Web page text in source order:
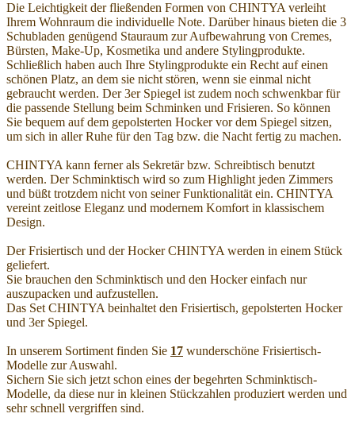
Die Leichtigkeit der fließenden Formen von CHINTYA verleiht
Ihrem Wohnraum die individuelle Note. Darüber hinaus bieten die 3
Schubladen genügend Stauraum zur Aufbewahrung von Cremes,
Bürsten, Make-Up, Kosmetika und andere Stylingprodukte.
Schließlich haben auch Ihre Stylingprodukte ein Recht auf einen
schönen Platz, an dem sie nicht stören, wenn sie einmal nicht
gebraucht werden. Der 3er Spiegel ist zudem noch schwenkbar für
die passende Stellung beim Schminken und Frisieren. So können
Sie bequem auf dem gepolsterten Hocker vor dem Spiegel sitzen,
um sich in aller Ruhe für den Tag bzw. die Nacht fertig zu machen.
CHINTYA kann ferner als Sekretär bzw. Schreibtisch benutzt
werden. Der Schminktisch wird so zum Highlight jeden Zimmers
und büßt trotzdem nicht von seiner Funktionalität ein. CHINTYA
vereint zeitlose Eleganz und modernem Komfort in klassischem
Design.
Der Frisiertisch und der Hocker CHINTYA werden in einem Stück
geliefert.
Sie brauchen den Schminktisch und den Hocker einfach nur
auszupacken und aufzustellen.
Das Set CHINTYA beinhaltet den Frisiertisch, gepolsterten Hocker
und 3er Spiegel.
In unserem Sortiment finden Sie 17 wunderschöne Frisiertisch-
Modelle zur Auswahl.
Sichern Sie sich jetzt schon eines der begehrten Schminktisch-
Modelle, da diese nur in kleinen Stückzahlen produziert werden und
sehr schnell vergriffen sind.